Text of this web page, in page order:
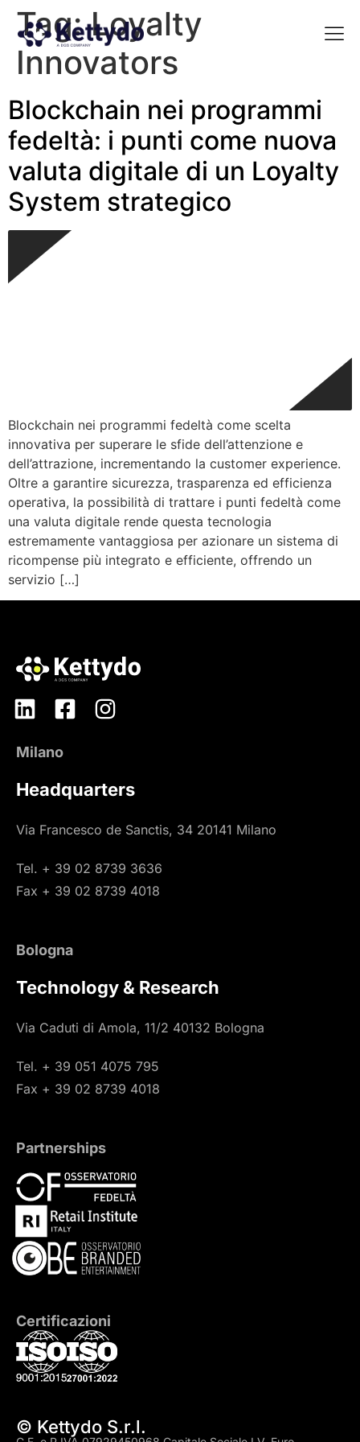
Tag:Loyalty
Innovators
Blockchain nei programmi
fedeltà: i punti come nuova
valuta digitale di un Loyalty
System strategico
Blockchain nei programmi fedeltà come scelta
innovativa per superare le sfide dell’attenzione e
dell’attrazione, incrementando la customer experience.
Oltre a garantire sicurezza, trasparenza ed efficienza
operativa, la possibilità di trattare i punti fedeltà come
una valuta digitale rende questa tecnologia
estremamente vantaggiosa per azionare un sistema di
ricompense più integrato e efficiente, offrendo un
servizio […]
Milano
Headquarters
Via Francesco de Sanctis, 34 20141 Milano
Tel. + 39 02 8739 3636
Fax + 39 02 8739 4018
Bologna
Technology & Research
Via Caduti di Amola, 11/2 40132 Bologna
Tel. + 39 051 4075 795
Fax + 39 02 8739 4018
Partnerships
Certificazioni
© Kettydo S.r.l.